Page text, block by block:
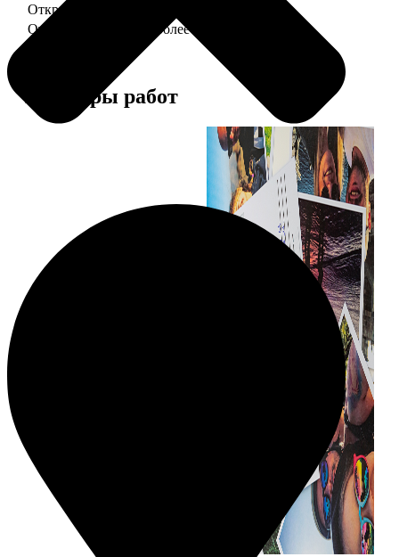
Открытка А5 "отправим за Вас"
Открытка А5 6 шт и более
Примеры работ